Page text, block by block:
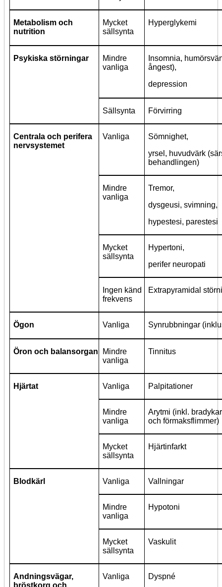
Metabolism och
nutrition
Mycket
sällsynta
Hyperglykemi
Psykiska störningar
Mindre
vanliga
Insomnia,
ångest),
depression
Sällsynta Förvirring
Centrala och perifera
nervsystemet
Vanliga
Sömnighet,
yrsel, huvudvärk
behandlingen)
Mindre
vanliga
Tremor,
dysgeusi, svimning,
hypestesi, parestesi
Mycket
sällsynta
Hypertoni,
perifer neuropati
Ingen känd
frekvens
Extrapyramidal
Ögon Vanliga Synrubbningar
Öron och balansorgan
Mindre
vanliga
Tinnitus
Hjärtat Vanliga Palpitationer
Mindre
vanliga
Arytmi (inkl.
och förmaksflimmer)
Mycket
sällsynta
Hjärtinfarkt
Blodkärl Vanliga Vallningar
Mindre
vanliga
Hypotoni
Mycket
sällsynta
Vaskulit
Andningsvägar,
Vanliga Dyspné